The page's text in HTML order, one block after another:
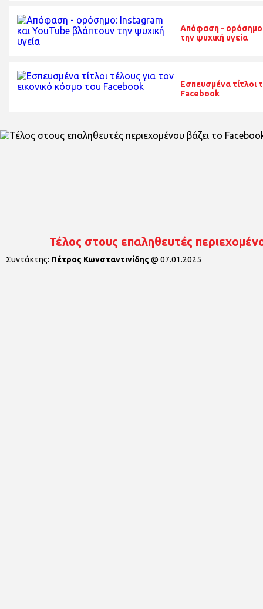
Απόφαση - ορόσημο:
την ψυχική υγεία
Εσπευσμένα τίτλοι
Facebook
Τέλος στους επαληθευτές
Συντάκτης: Πέτρος Κωνσταντινίδης @ 07.01.2025